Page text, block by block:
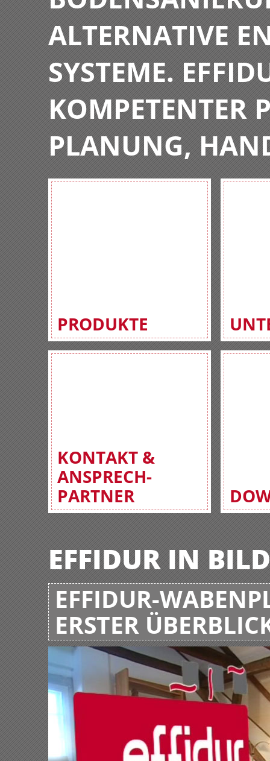
ALTERNATIVE
SYSTEME.
KOMPETENTER
PLANUNG,
PRODUKTE
KONTAKT &
ANSPRECH-
PARTNER
EFFIDUR IN
EFFIDUR-
ERSTER